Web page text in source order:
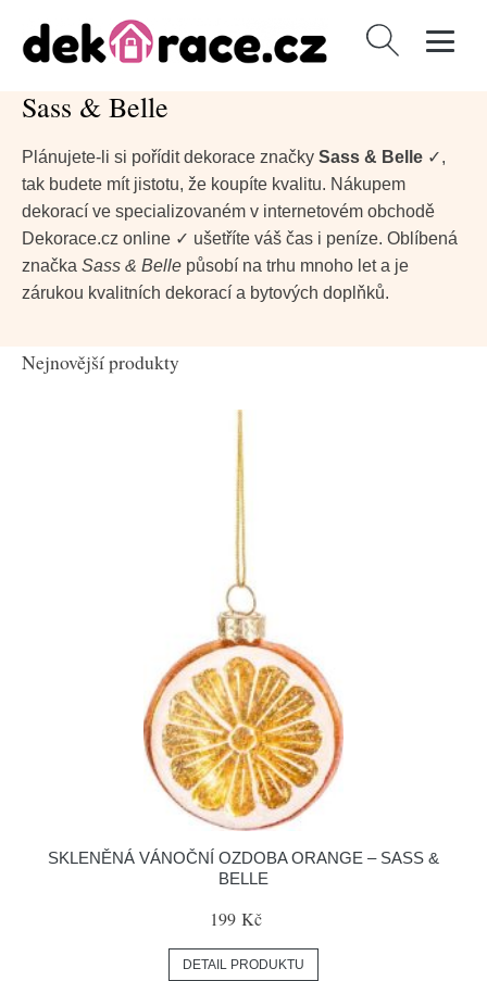
Vyhledávání
Sass & Belle
Plánujete-li si pořídit dekorace značky Sass & Belle ✓,
tak budete mít jistotu, že koupíte kvalitu. Nákupem
dekorací ve specializovaném v internetovém obchodě
Dekorace.cz online ✓ ušetříte váš čas i peníze. Oblíbená
značka Sass & Belle působí na trhu mnoho let a je
zárukou kvalitních dekorací a bytových doplňků.
Nejnovější produkty
SKLENĚNÁ VÁNOČNÍ OZDOBA ORANGE – SASS &
BELLE
199 Kč
DETAIL PRODUKTU